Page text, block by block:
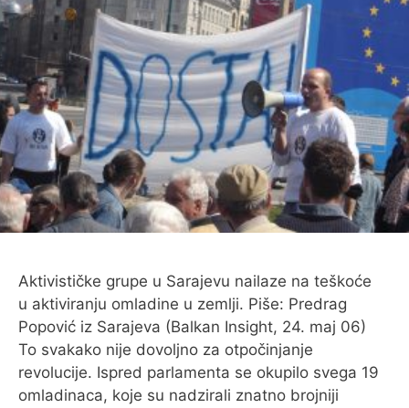
Aktivističke grupe u Sarajevu nailaze na teškoće
u aktiviranju omladine u zemlji. Piše: Predrag
Popović iz Sarajeva (Balkan Insight, 24. maj 06)
To svakako nije dovoljno za otpočinjanje
revolucije. Ispred parlamenta se okupilo svega 19
omladinaca, koje su nadzirali znatno brojniji